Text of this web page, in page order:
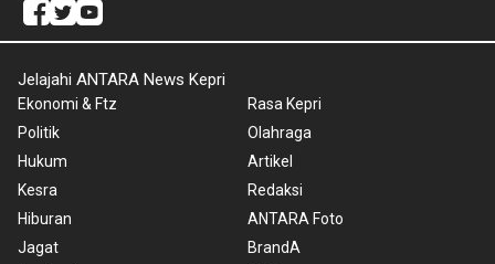
Jelajahi ANTARA News Kepri
Ekonomi & Ftz
Politik
Hukum
Kesra
Hiburan
Jagat
Rasa Kepri
Olahraga
Artikel
Redaksi
ANTARA Foto
BrandA